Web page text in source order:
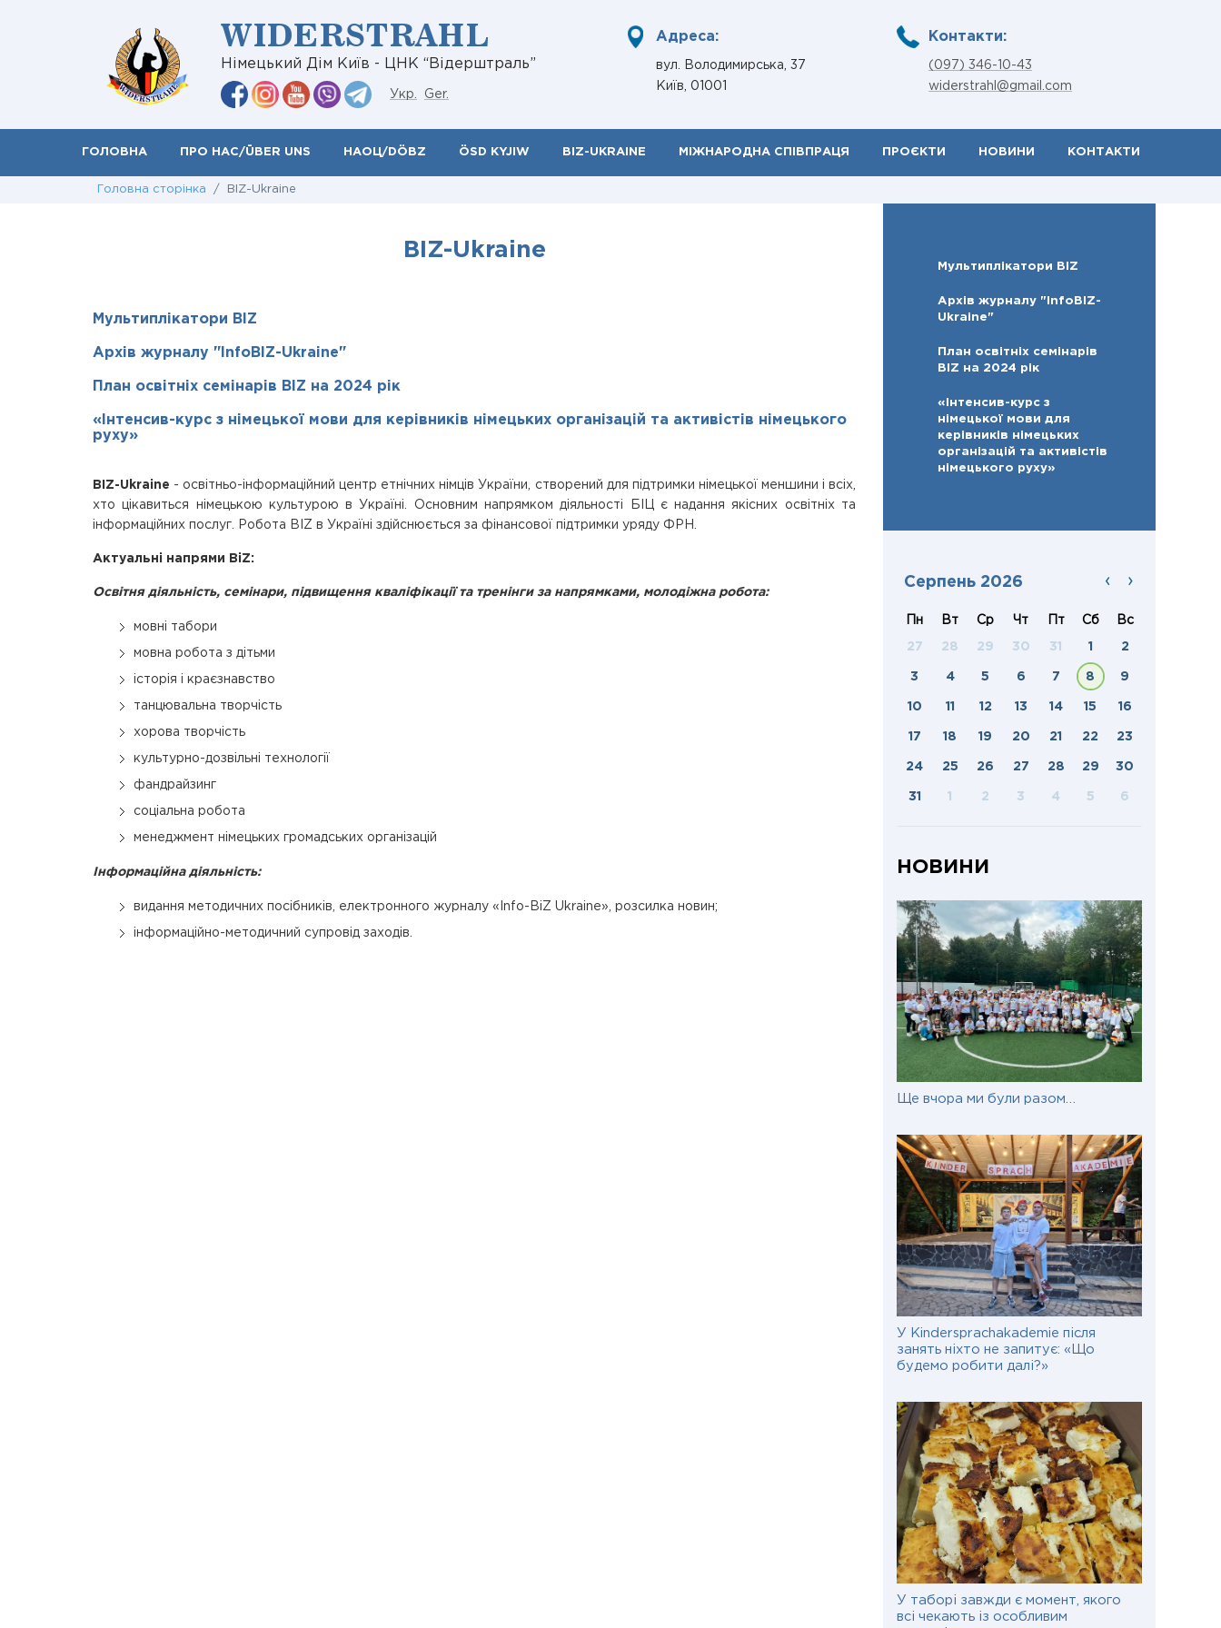
WIDERSTRAHL
Німецький Дім Київ - ЦНК “Відерштраль”
Укр. Ger.
Адреса:
вул. Володимирська, 37
Київ, 01001
Контакти:
(097) 346-10-43
widerstrahl@gmail.com
ГОЛОВНА ПРО НАС/ÜBER UNS НАОЦ/DÖBZ ÖSD KYJIW BIZ-UKRAINE МІЖНАРОДНА СПІВПРАЦЯ ПРОЄКТИ НОВИНИ КОНТАКТИ
Головна сторінка / BIZ-Ukraine
Мультиплікатори BIZ
Архів журналу "InfoBIZ-
Ukraine"
План освітніх семінарів
BIZ на 2024 рік
«Інтенсив-курс з
німецької мови для
керівників німецьких
організацій та активістів
німецького руху»
›
‹
Серпень 2026
Пн Вт Ср Чт Пт Сб Вс
27 28 29 30 31 1 2
3 4 5 6 7 8 9
10 11 12 13 14 15 16
17 18 19 20 21 22 23
24 25 26 27 28 29 30
31 1 2 3 4 5 6
НОВИНИ
Ще вчора ми були разом…
У Kindersprachakademie після
занять ніхто не запитує: «Що
будемо робити далі?»
У таборі завжди є момент, якого
всі чекають із особливим
BIZ-Ukraine
Мультиплікатори BIZ
Архів журналу "InfoBIZ-Ukraine"
План освітніх семінарів BIZ на 2024 рік
«Інтенсив-курс з німецької мови для керівників німецьких організацій та активістів німецького
руху»
BIZ-Ukraine - освітньо-інформаційний центр етнічних німців України, створений для підтримки німецької меншини і всіх,
хто цікавиться німецькою культурою в Україні. Основним напрямком діяльності БІЦ є надання якісних освітніх та
інформаційних послуг. Робота BIZ в Україні здійснюється за фінансової підтримки уряду ФРН.
Актуальні напрями BіZ:
Освітня діяльність, семінари, підвищення кваліфікації та тренінги за напрямками, молодіжна робота:
мовні табори
мовна робота з дітьми
історія і краєзнавство
танцювальна творчість
хорова творчість
культурно-дозвільні технології
фандрайзинг
соціальна робота
менеджмент німецьких громадських організацій
Інформаційна діяльність:
видання методичних посібників, електронного журналу «Info-BiZ Ukraine», розсилка новин;
інформаційно-методичний супровід заходів.